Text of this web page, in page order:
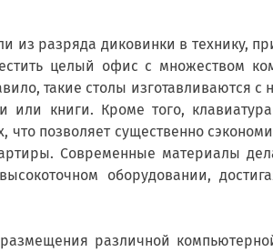
разряда диковинки в технику,
целый офис с множеством
такие столы изготавливаются с
или книги. Кроме того,
позволяет существенно
Современные материалы
оборудовании,
различной